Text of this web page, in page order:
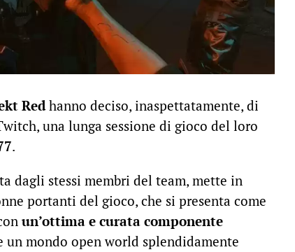
Redhanno deciso, inaspettatamente, di
una lunga sessione di gioco del loro
.
dagli stessi membri del team, mette in
portanti del gioco, che si presenta come
un’ottima e curata componente
mondo open world splendidamente